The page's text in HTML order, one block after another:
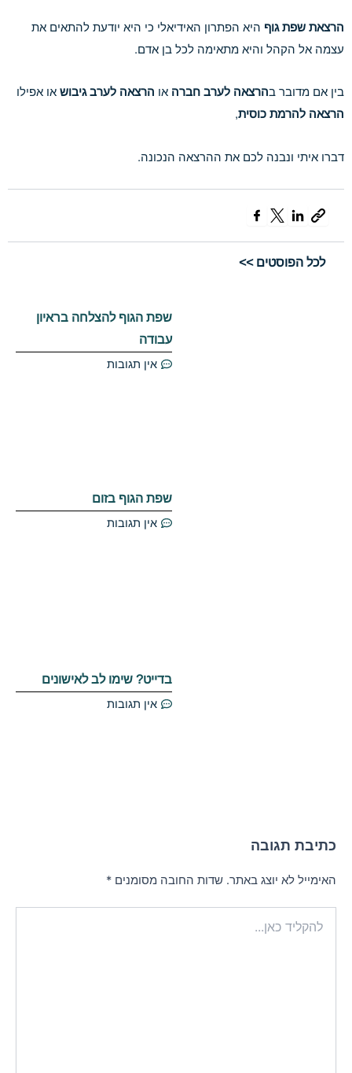
הרצאת שפת גוףהיא הפתרון האידיאלי כי היא יודעת להתאים את
עצמה אל הקהל והיא מתאימה לכל בן אדם.
בין אם מדובר בהרצאה לערב חברהאוהרצאה לערב גיבושאו אפילו
הרצאה להרמת כוסית,
דברו איתי ונבנה לכם את ההרצאה הנכונה.
לכל הפוסטים >>
שפת הגוף להצלחה בראיון
עבודה
אין תגובות
שפת הגוף בזום
אין תגובות
בדייט? שימו לב לאישונים
אין תגובות
כתיבת תגובה
האימייל לא יוצג באתר. שדות החובה מסומנים*
כאן...